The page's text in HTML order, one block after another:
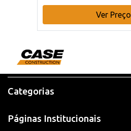
Ver Preço
Categorias
Páginas Institucionais